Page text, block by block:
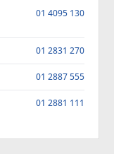
01 4095 130
01 2831 270
01 2887 555
01 2881 111